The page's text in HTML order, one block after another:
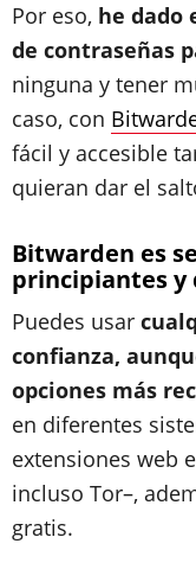
Por eso, he dado
de contraseñas p
ninguna y tener
caso, con
fácil y accesible
quieran dar el
Bitwarden es
principiantes y
Puedes usar
confianza,
opciones más
en diferentes
extensiones web
incluso Tor–,
gratis.